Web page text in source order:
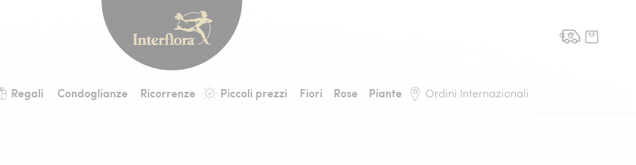
Regali Condoglianze Ricorrenze Piccoli prezzi Fiori Rose Piante Ordini Internazionali